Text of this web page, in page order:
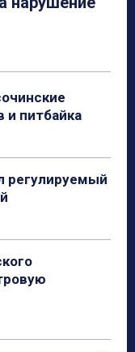
и питбайка
регулируемый